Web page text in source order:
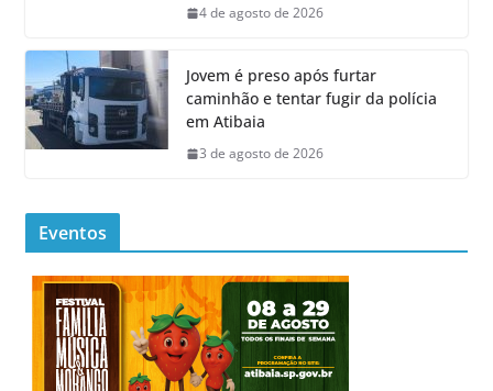
4 de agosto de 2026
Jovem é preso após furtar
caminhão e tentar fugir da polícia
em Atibaia
3 de agosto de 2026
Eventos